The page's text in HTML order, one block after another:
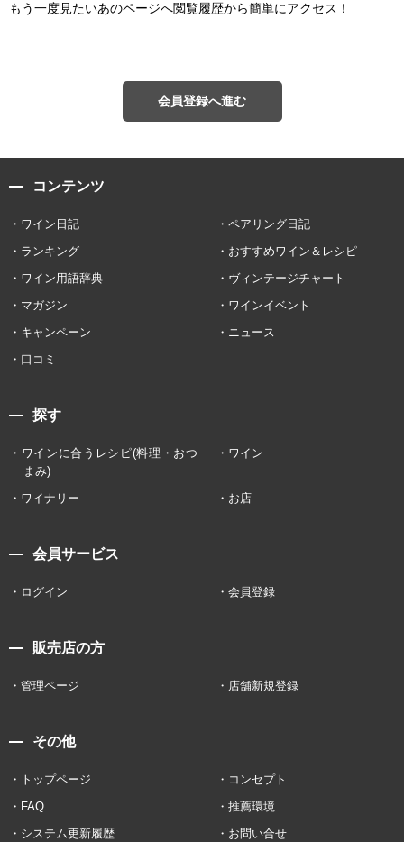
もう一度見たいあのページへ閲覧履歴から簡単にアクセス！
会員登録へ進む
コンテンツ
ワイン日記
ペアリング日記
ランキング
おすすめワイン＆レシピ
ワイン用語辞典
ヴィンテージチャート
マガジン
ワインイベント
キャンペーン
ニュース
口コミ
探す
ワインに合うレシピ(料理・おつ
まみ)
ワイン
ワイナリー お店
会員サービス
ログイン 会員登録
販売店の方
管理ページ 店舗新規登録
その他
トップページ
コンセプト
FAQ
推薦環境
システム更新履歴
お問い合せ